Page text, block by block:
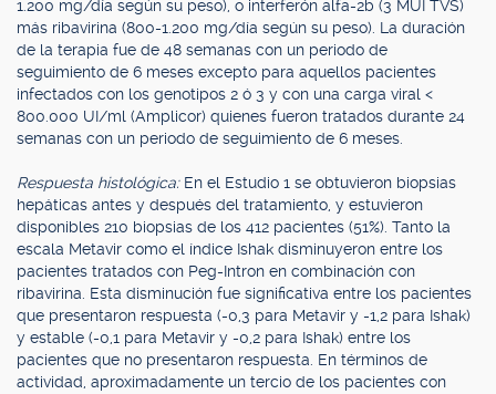
1.200 mg/día según su peso), o interferón alfa-2b (3 MUI TVS)
más ribavirina (800-1.200 mg/día según su peso). La duración
de la terapia fue de 48 semanas con un periodo de
seguimiento de 6 meses excepto para aquellos pacientes
infectados con los genotipos 2 ó 3 y con una carga viral <
800.000 UI/ml (Amplicor) quienes fueron tratados durante 24
semanas con un periodo de seguimiento de 6 meses.
Respuesta histológica: En el Estudio 1 se obtuvieron biopsias
hepáticas antes y después del tratamiento, y estuvieron
disponibles 210 biopsias de los 412 pacientes (51%). Tanto la
escala Metavir como el índice Ishak disminuyeron entre los
pacientes tratados con Peg-Intron en combinación con
ribavirina. Esta disminución fue significativa entre los pacientes
que presentaron respuesta (-0,3 para Metavir y -1,2 para Ishak)
y estable (-0,1 para Metavir y -0,2 para Ishak) entre los
pacientes que no presentaron respuesta. En términos de
actividad, aproximadamente un tercio de los pacientes con